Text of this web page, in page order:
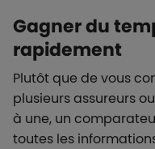
Gagner du
rapidement
Plutôt que de vous
plusieurs assureurs
à une, un
toutes les